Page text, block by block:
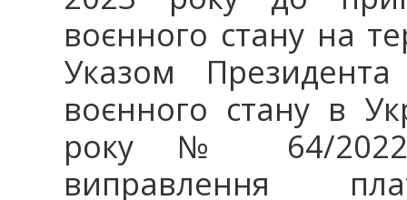
воєнного стану на
Указом
воєнного стану в
року № 64/2022,
виправлення